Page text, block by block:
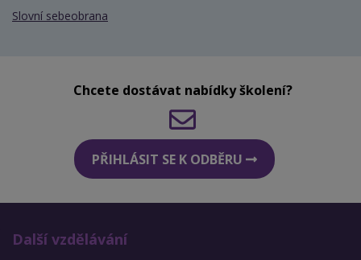
Slovní sebeobrana
Chcete dostávat nabídky školení?
PŘIHLÁSIT SE K ODBĚRU
Další vzdělávání